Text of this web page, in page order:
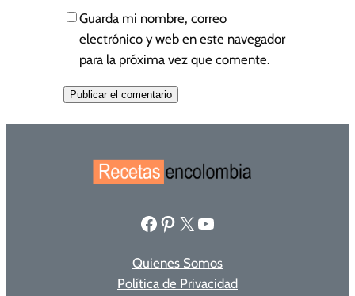
Guarda mi nombre, correo
electrónico y web en este navegador
para la próxima vez que comente.
Facebook Pinterest X YouTube
Quienes Somos
Política de Privacidad